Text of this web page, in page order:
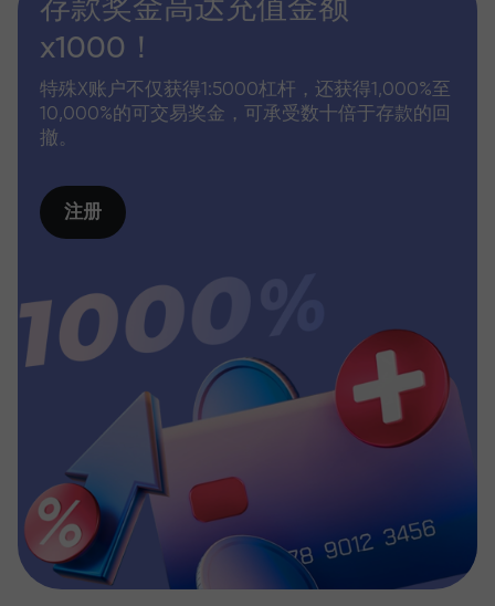
存款奖金高达充值金额
x1000！
特殊X账户不仅获得1:5000杠杆，还获得1,000%至
10,000%的可交易奖金，可承受数十倍于存款的回
撤。
注册